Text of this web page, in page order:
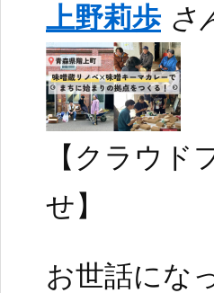
上野莉歩 さ
【クラウ
せ】
お世話にな